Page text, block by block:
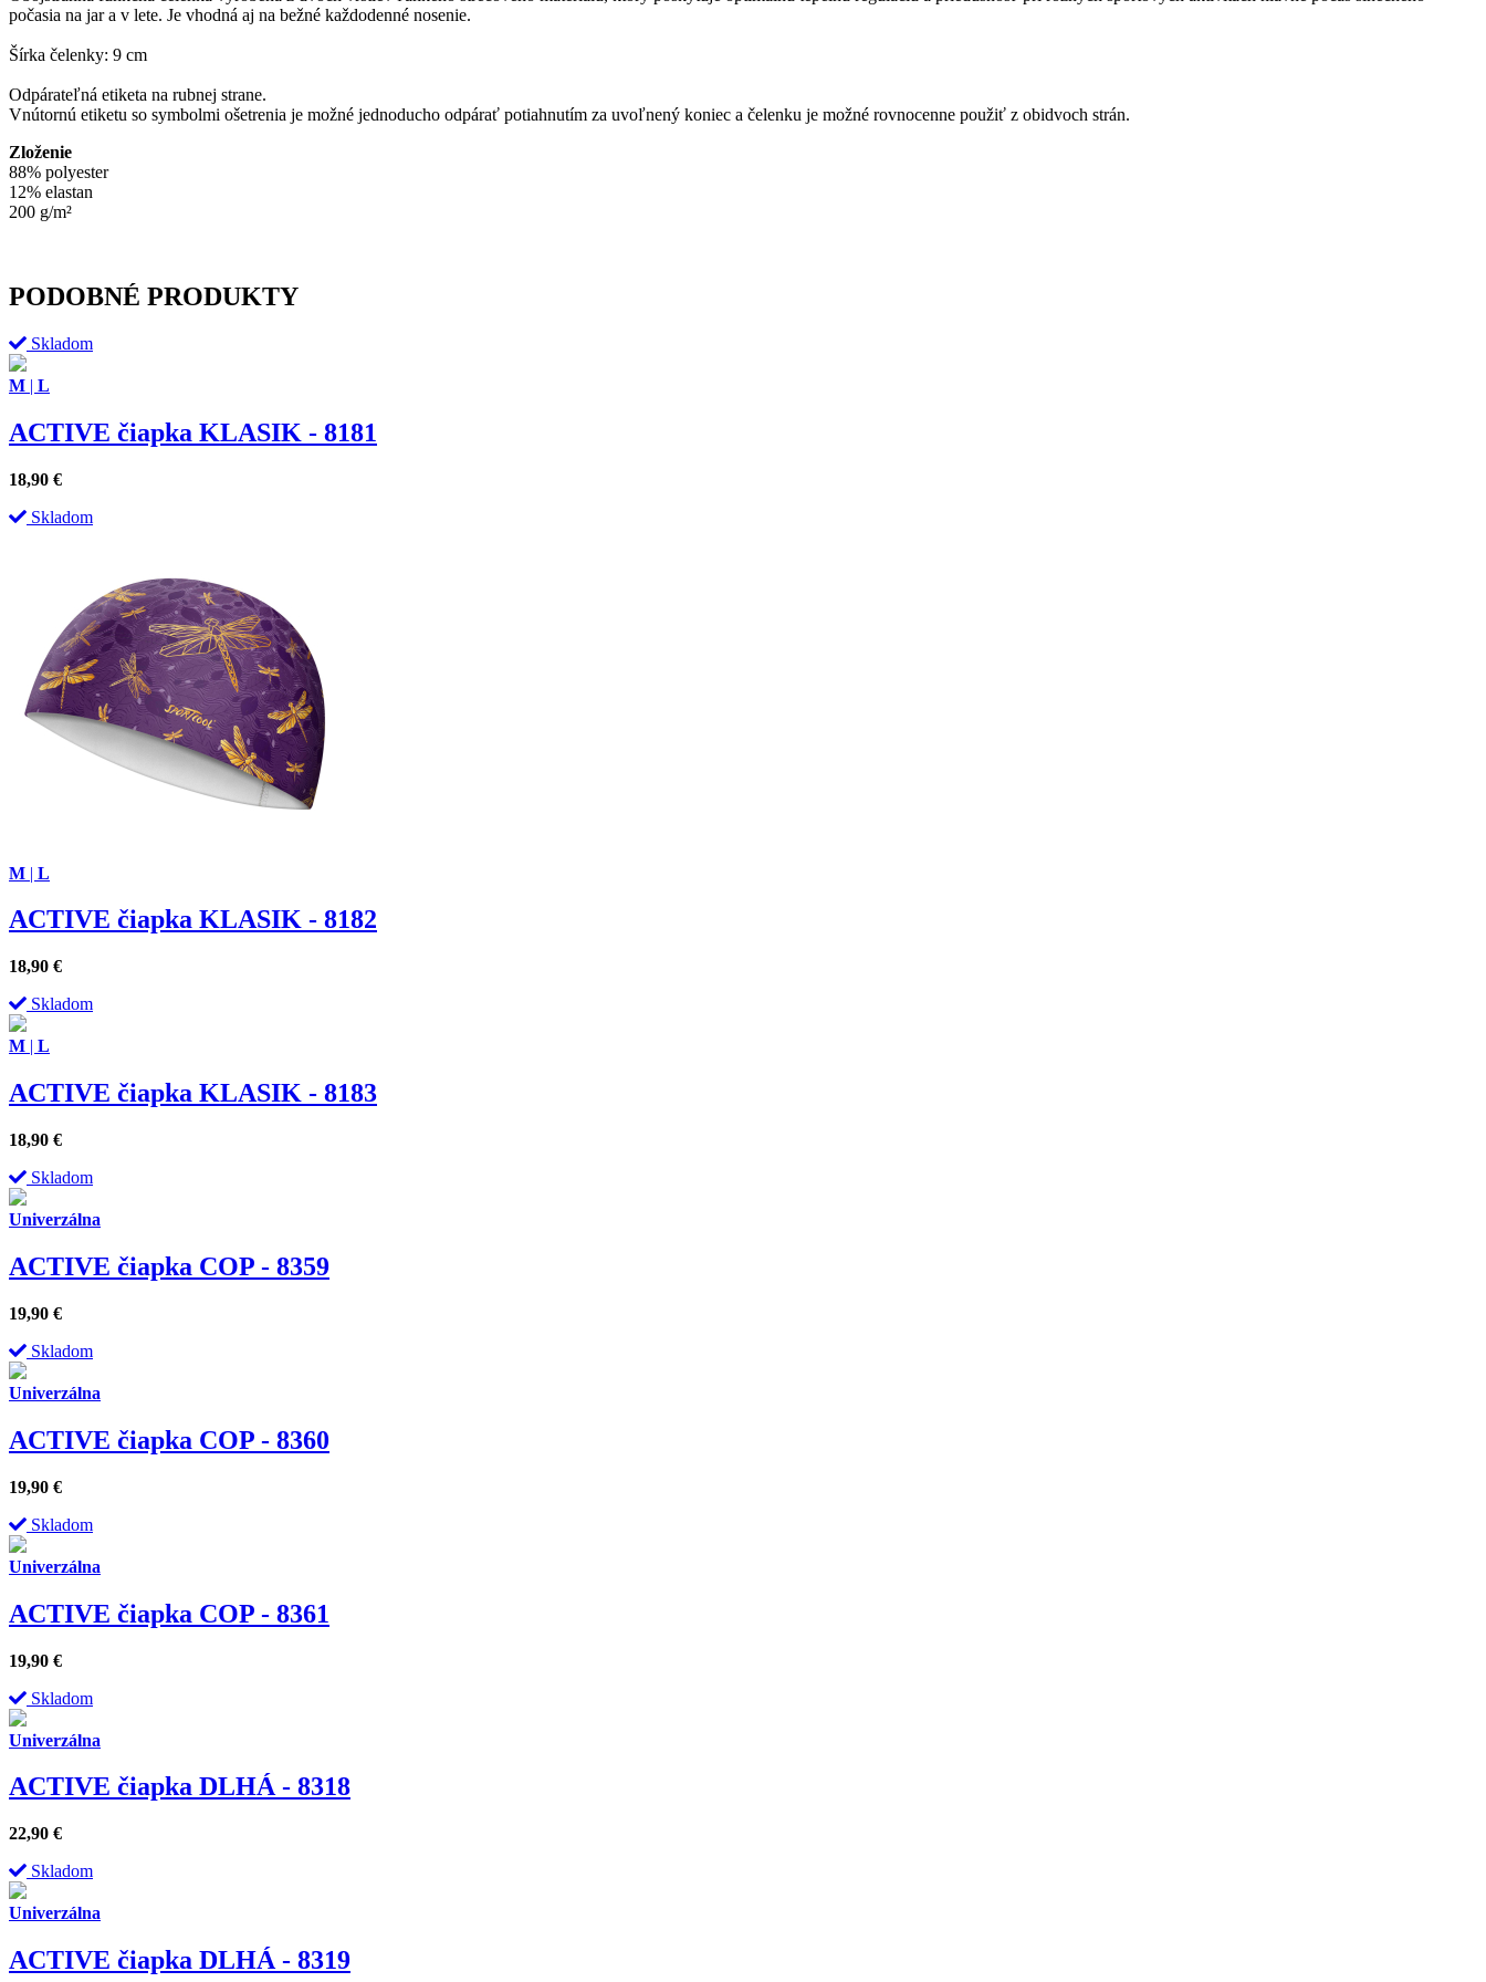
počasia na jar a v lete. Je vhodná aj na bežné každodenné nosenie.
Šírka čelenky: 9 cm
Odpárateľná etiketa na rubnej strane.
Vnútornú etiketu so symbolmi ošetrenia je možné jednoducho odpárať potiahnutím za uvoľnený koniec a čelenku je možné rovnocenne použiť z obidvoch strán.
Zloženie
88% polyester
12% elastan
200 g/m²
PODOBNÉ PRODUKTY
Skladom
M | L
ACTIVE čiapka KLASIK - 8181
18,90 €
Skladom
M | L
ACTIVE čiapka KLASIK - 8182
18,90 €
Skladom
M | L
ACTIVE čiapka KLASIK - 8183
18,90 €
Skladom
Univerzálna
ACTIVE čiapka COP - 8359
19,90 €
Skladom
Univerzálna
ACTIVE čiapka COP - 8360
19,90 €
Skladom
Univerzálna
ACTIVE čiapka COP - 8361
19,90 €
Skladom
Univerzálna
ACTIVE čiapka DLHÁ - 8318
22,90 €
Skladom
Univerzálna
ACTIVE čiapka DLHÁ - 8319